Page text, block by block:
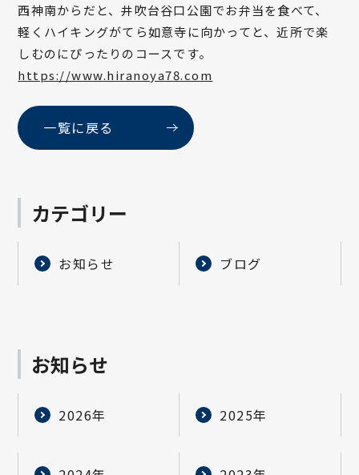
西神南からだと、井吹台谷口公園でお弁当を食べて、
軽くハイキングがてら如意寺に向かってと、近所で楽
しむのにぴったりのコースです。
https://www.hiranoya78.com
一覧に戻る
カテゴリー
お知らせ ブログ
お知らせ
2026年 2025年